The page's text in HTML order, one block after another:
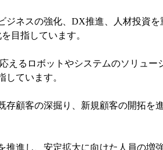
ジネスの強化、DX推進、人材投資
目指しています。
えるロボットやシステムのソリュ
ています。
顧客の深掘り、新規顧客の開拓
進し、安定拡大に向けた人員の